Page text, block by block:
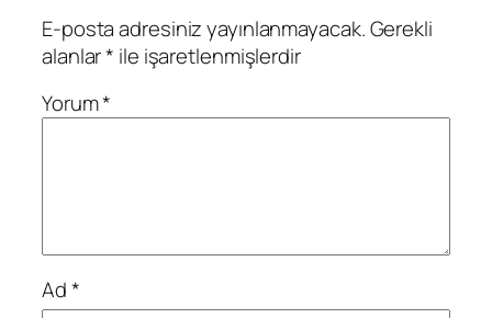
E-posta adresiniz yayınlanmayacak.Gerekli
alanlar* ile işaretlenmişlerdir
Yorum*
Ad*